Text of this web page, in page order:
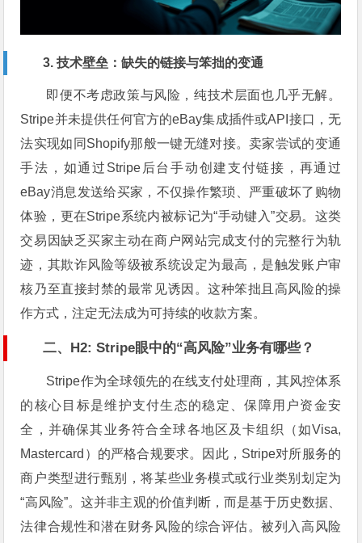
3. 技术壁垒：缺失的链接与笨拙的变通
即便不考虑政策与风险，纯技术层面也几乎无解。
Stripe并未提供任何官方的eBay集成插件或API接口，无
法实现如同Shopify那般一键无缝对接。卖家尝试的变通
手法，如通过Stripe后台手动创建支付链接，再通过
eBay消息发送给买家，不仅操作繁琐、严重破坏了购物
体验，更在Stripe系统内被标记为“手动键入”交易。这类
交易因缺乏买家主动在商户网站完成支付的完整行为轨
迹，其欺诈风险等级被系统设定为最高，是触发账户审
核乃至直接封禁的最常见诱因。这种笨拙且高风险的操
作方式，注定无法成为可持续的收款方案。
二、H2: Stripe眼中的“高风险”业务有哪些？
Stripe作为全球领先的在线支付处理商，其风控体系
的核心目标是维护支付生态的稳定、保障用户资金安
全，并确保其业务符合全球各地区及卡组织（如Visa,
Mastercard）的严格合规要求。因此，Stripe对所服务的
商户类型进行甄别，将某些业务模式或行业类别划定为
“高风险”。这并非主观的价值判断，而是基于历史数据、
法律合规性和潜在财务风险的综合评估。被列入高风险